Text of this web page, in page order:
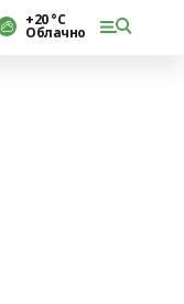
+20 °С
Облачно